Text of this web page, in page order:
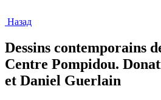
Назад
Dessins contemporains
Centre Pompidou.
et Daniel Guerlain